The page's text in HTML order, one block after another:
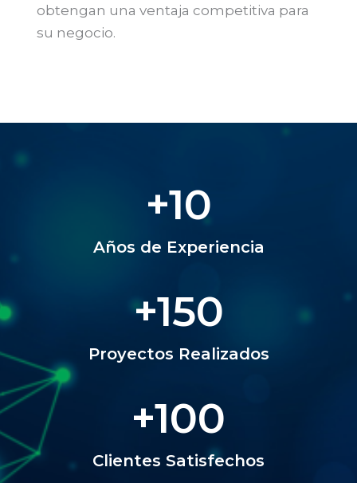
obtengan una ventaja competitiva para
su negocio.
+10
Años de Experiencia
+150
Proyectos Realizados
+100
Clientes Satisfechos